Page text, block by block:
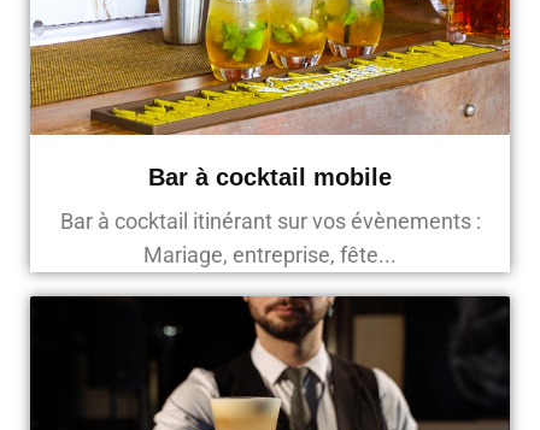
Bar à cocktail mobile
Bar à cocktail itinérant sur vos évènements :
Mariage, entreprise, fête...